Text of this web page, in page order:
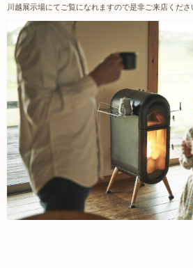
川越展示場にてご覧になれますので是非ご来店くださ